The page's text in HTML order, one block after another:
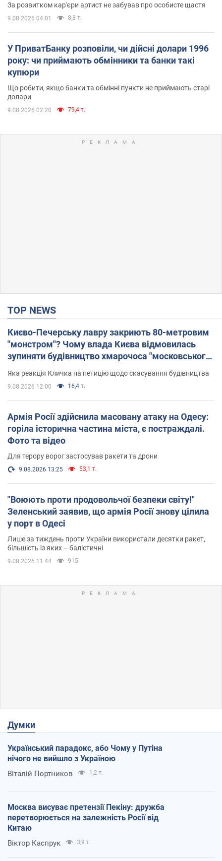
За розвитком кар'єри артист не забував про особисте щастя
9.08.2026 04:01 8,8 т.
У ПриватБанку розповіли, чи дійсні долари 1996
року: чи приймають обмінники та банки такі
купюри
Що робити, якщо банки та обмінні пункти не приймають старі
долари
9.08.2026 02:20 79,4 т.
TOP NEWS
Києво-Печерську лавру закриють 80-метровим
"монстром"? Чому влада Києва відмовилась
зупиняти будівництво хмарочоса "московського
вірянина"
Яка реакція Кличка на петицію щодо скасування будівництва
9.08.2026 12:00 16,4 т.
Армія Росії здійснила масовану атаку на Одесу:
горіла історична частина міста, є постраждалі.
Фото та відео
Для терору ворог застосував ракети та дрони
9.08.2026 13:25 53,1 т.
"Воюють проти продовольчої безпеки світу!"
Зеленський заявив, що армія Росії знову цілила
у порт в Одесі
Лише за тиждень проти України використали десятки ракет,
більшість із яких – балістичні
9.08.2026 11:44 915
Думки
Український парадокс, або Чому у Путіна
нічого не вийшло з Україною
Віталій Портников 1,2 т.
Москва висуває претензії Пекіну: дружба
перетворюється на залежність Росії від
Китаю
Віктор Каспрук 3,9 т.